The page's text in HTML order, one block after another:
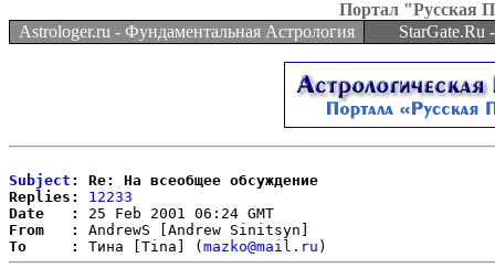
Портал "Русская
Astrologer.ru - Фундаментальная Астрология
StarGate.Ru
Subject : Re: На всеобщее обсуждение
Replies:
12233
Date   :
From   :
To     :
Тина [Tina] (mazko@mail.ru